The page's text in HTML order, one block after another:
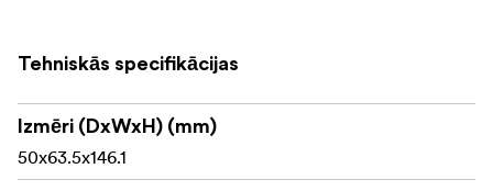
Cietināta T6 aviācijas alumīnija konstrukcija
Uzlabots viengabala stiprinājuma dizains
Atbilst STANAG specifikācijām
Tehniskās specifikācijas
Izmēri (DxWxH) (mm)
50x63.5x146.1